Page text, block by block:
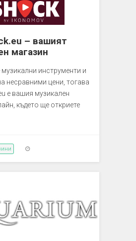
– вашият
магазин
музикални инструменти и
несравними цени, тогава
е вашия музикален
където ще откриете